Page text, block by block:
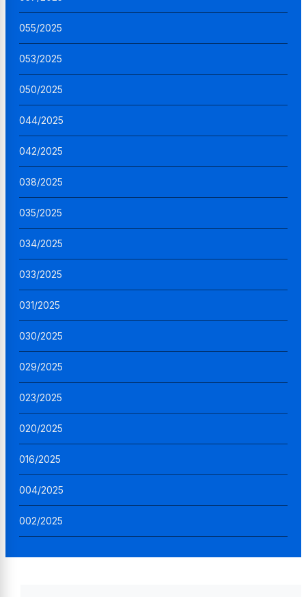
055/2025
053/2025
050/2025
044/2025
042/2025
038/2025
035/2025
034/2025
033/2025
031/2025
030/2025
029/2025
023/2025
020/2025
016/2025
004/2025
002/2025